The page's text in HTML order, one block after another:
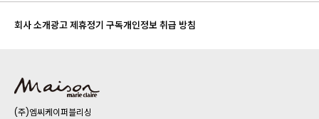
회사 소개광고 제휴정기 구독개인정보 취급 방침
(주)엠씨케이퍼블리싱